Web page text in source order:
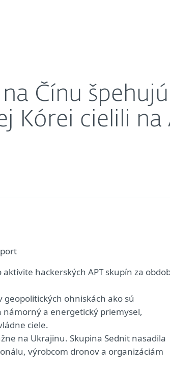
Čínu
Kórei cielili
hackerských APT skupín za
ohniskách ako sú
námorný a energetický priemysel,
ciele.
na Ukrajinu. Skupina Sednit nasadila
výrobcom dronov a organizáciám